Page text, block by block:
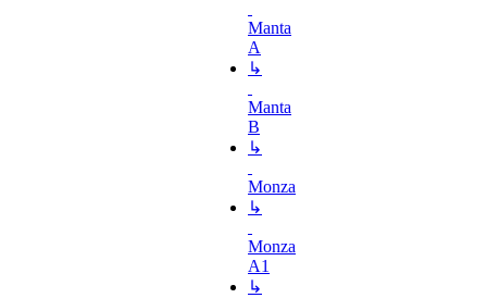
Manta
A
↳
Manta
B
↳
Monza
↳
Monza
A1
↳